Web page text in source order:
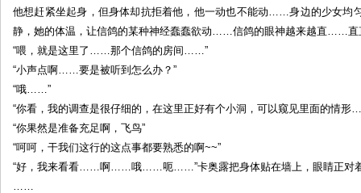
他想赶紧坐起身，但身体却抗拒着他，他一动也不能动……身边的少女均
静，她的体温，让信鸽的某种神经蠢蠢欲动……信鸽的眼神越来越直……
“喂，就是这里了……那个信鸽的房间……”
“小声点啊……要是被听到怎么办？”
“哦……”
“你看，我的调查是很仔细的，在这里正好有个小洞，可以窥见里面的情形
“你果然是准备充足啊，飞鸟”
“呵呵，干我们这行的这点事都要熟悉的啊~~”
“好，我来看看……啊……哦……呃……”卡奥露把身体贴在墙上，眼睛正对着
……